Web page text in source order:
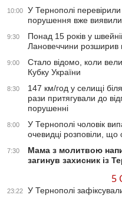
10:00
У Тернополі
порушення вже виявили
9:30
Понад 15 років у
Лановеччини розширив
9:00
Стало відомо, коли
Кубку України
8:30
147 км/год у селищі
рази притягували до
порушенні
8:00
У Тернополі чоловік
очевидці розповіли, що
7:30
Мама з молитвою
загинув захисник із
5
23:22 У Тернополі